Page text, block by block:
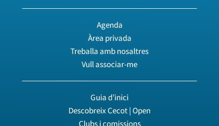
Agenda
Àrea privada
Treballa amb nosaltres
Vull associar-me
Guia d’inici
Descobreix Cecot | Open
Clubs i comissions